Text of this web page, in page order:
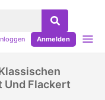
Anmelden
Und Flackert